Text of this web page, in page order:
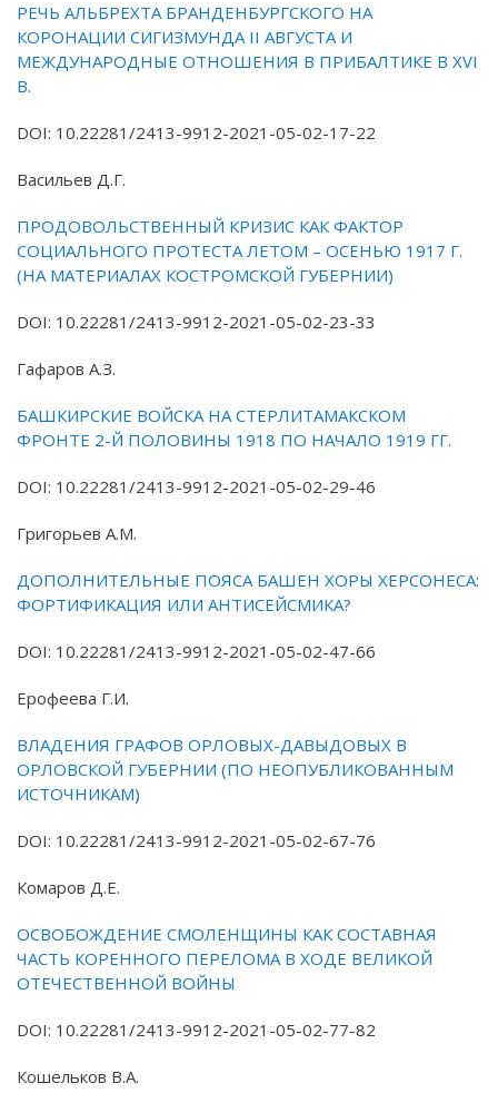
РЕЧЬ АЛЬБРЕХТА БРАНДЕНБУРГСКОГО НА
КОРОНАЦИИ СИГИЗМУНДА II АВГУСТА И
МЕЖДУНАРОДНЫЕ ОТНОШЕНИЯ В ПРИБАЛТИКЕ В XVI
В.
DOI: 10.22281/2413-9912-2021-05-02-17-22
Васильев Д.Г.
ПРОДОВОЛЬСТВЕННЫЙ КРИЗИС КАК ФАКТОР
СОЦИАЛЬНОГО ПРОТЕСТА ЛЕТОМ – ОСЕНЬЮ 1917 Г.
(НА МАТЕРИАЛАХ КОСТРОМСКОЙ ГУБЕРНИИ)
DOI: 10.22281/2413-9912-2021-05-02-23-33
Гафаров А.З.
БАШКИРСКИЕ ВОЙСКА НА СТЕРЛИТАМАКСКОМ
ФРОНТЕ 2-Й ПОЛОВИНЫ 1918 ПО НАЧАЛО 1919 ГГ.
DOI: 10.22281/2413-9912-2021-05-02-29-46
Григорьев А.М.
ДОПОЛНИТЕЛЬНЫЕ ПОЯСА БАШЕН ХОРЫ ХЕРСОНЕСА:
ФОРТИФИКАЦИЯ ИЛИ АНТИСЕЙСМИКА?
DOI: 10.22281/2413-9912-2021-05-02-47-66
Ерофеева Г.И.
ВЛАДЕНИЯ ГРАФОВ ОРЛОВЫХ-ДАВЫДОВЫХ В
ОРЛОВСКОЙ ГУБЕРНИИ (ПО НЕОПУБЛИКОВАННЫМ
ИСТОЧНИКАМ)
DOI: 10.22281/2413-9912-2021-05-02-67-76
Комаров Д.Е.
ОСВОБОЖДЕНИЕ СМОЛЕНЩИНЫ КАК СОСТАВНАЯ
ЧАСТЬ КОРЕННОГО ПЕРЕЛОМА В ХОДЕ ВЕЛИКОЙ
ОТЕЧЕСТВЕННОЙ ВОЙНЫ
DOI: 10.22281/2413-9912-2021-05-02-77-82
Кошельков В.А.